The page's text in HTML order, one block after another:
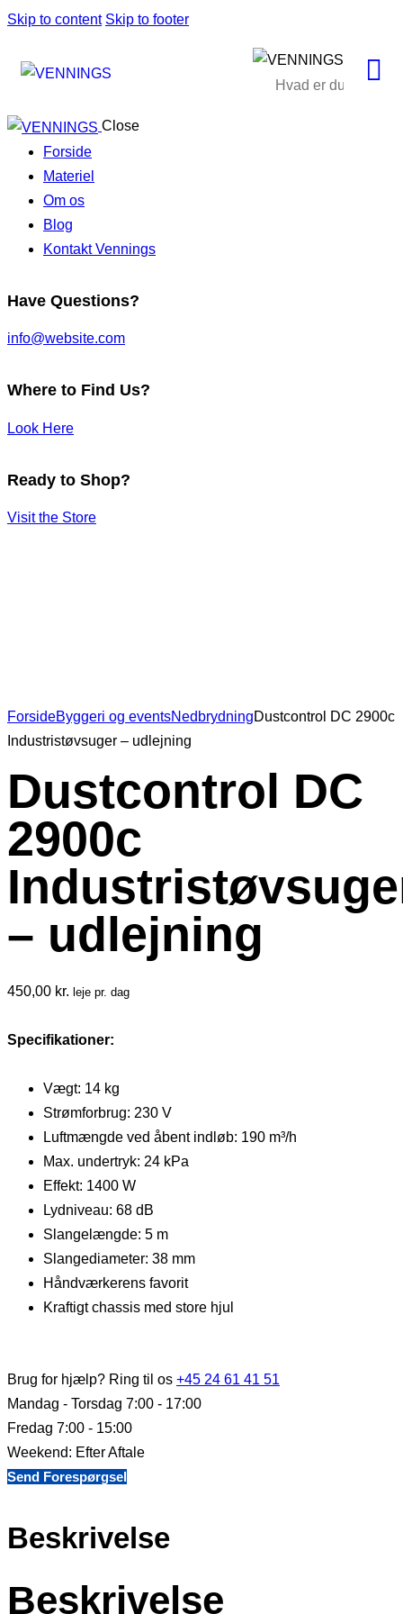
Skip to content Skip to footer
Close
Forside
Materiel
Om os
Blog
Kontakt Vennings
Have Questions?
info@website.com
Where to Find Us?
Look Here
Ready to Shop?
Visit the Store
ForsideByggeri og eventsNedbrydningDustcontrol DC 2900c
Industristøvsuger – udlejning
Dustcontrol DC
2900c
– udlejning
450,00 kr. leje pr. dag
Specifikationer:
Vægt: 14 kg
Strømforbrug: 230 V
Luftmængde ved åbent indløb: 190 m³/h
Max. undertryk: 24 kPa
Effekt: 1400 W
Lydniveau: 68 dB
Slangelængde: 5 m
Slangediameter: 38 mm
Håndværkerens favorit
Kraftigt chassis med store hjul
Brug for hjælp? Ring til os +45 24 61 41 51
Mandag - Torsdag 7:00 - 17:00
Fredag 7:00 - 15:00
Weekend: Efter Aftale
Send Forespørgsel
Beskrivelse
Beskrivelse